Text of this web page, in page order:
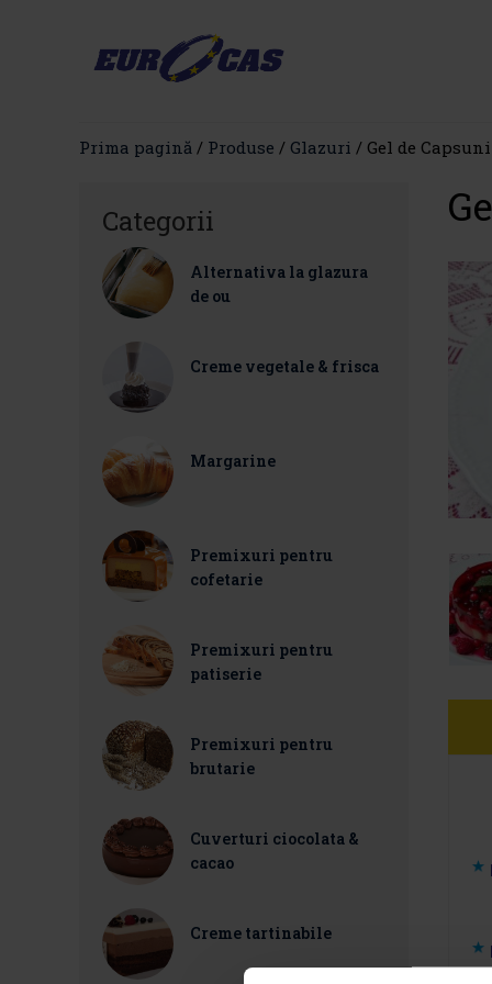
Prima pagină / Produse / Glazuri / Gel de
Categorii
Alternativa la glazura
de ou
Creme vegetale & frisca
Margarine
Premixuri pentru
cofetarie
Premixuri pentru
patiserie
Premixuri pentru
brutarie
Cuverturi ciocolata &
cacao
Creme tartinabile